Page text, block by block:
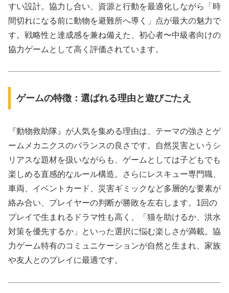
すい設計。協力し合い、資源と行動を最適化しながら「時
間切れになる前に動物を避難所へ導く」点が最大の魅力で
す。戦略性と達成感を兼ね備えた、初心者〜中級者向けの
協力ゲームとして高く評価されています。
ゲームの特徴：選ばれる理由と遊びごたえ
『動物救助隊』が人気を集める理由は、テーマの強さとゲ
ームメカニクスのバランスの良さです。自然災害というシ
リアスな題材を扱いながらも、ゲームとしては子どもでも
楽しめる直感的なルール構造。さらにレスキュー専門職、
車両、イベントカード、災害ギミックなど多層的な要素が
絡み合い、プレイヤーの判断が勝敗を左右します。1回の
プレイで生まれるドラマ性も高く、「猫を助けるか、洪水
対策を優先するか」といった選択に悩む楽しさが満載。協
力ゲーム特有のコミュニケーションが自然と生まれ、家族
や友人とのプレイに最適です。